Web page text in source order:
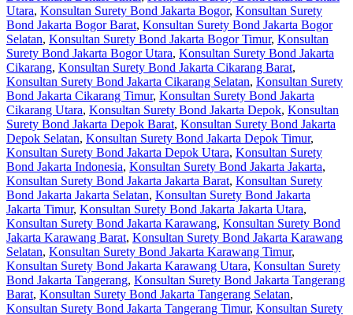
Utara, Konsultan Surety Bond Jakarta Bogor, Konsultan Surety
Bond Jakarta Bogor Barat, Konsultan Surety Bond Jakarta Bogor
Selatan, Konsultan Surety Bond Jakarta Bogor Timur, Konsultan
Surety Bond Jakarta Bogor Utara, Konsultan Surety Bond Jakarta
Cikarang, Konsultan Surety Bond Jakarta Cikarang Barat,
Konsultan Surety Bond Jakarta Cikarang Selatan, Konsultan Surety
Bond Jakarta Cikarang Timur, Konsultan Surety Bond Jakarta
Cikarang Utara, Konsultan Surety Bond Jakarta Depok, Konsultan
Surety Bond Jakarta Depok Barat, Konsultan Surety Bond Jakarta
Depok Selatan, Konsultan Surety Bond Jakarta Depok Timur,
Konsultan Surety Bond Jakarta Depok Utara, Konsultan Surety
Bond Jakarta Indonesia, Konsultan Surety Bond Jakarta Jakarta,
Konsultan Surety Bond Jakarta Jakarta Barat, Konsultan Surety
Bond Jakarta Jakarta Selatan, Konsultan Surety Bond Jakarta
Jakarta Timur, Konsultan Surety Bond Jakarta Jakarta Utara,
Konsultan Surety Bond Jakarta Karawang, Konsultan Surety Bond
Jakarta Karawang Barat, Konsultan Surety Bond Jakarta Karawang
Selatan, Konsultan Surety Bond Jakarta Karawang Timur,
Konsultan Surety Bond Jakarta Karawang Utara, Konsultan Surety
Bond Jakarta Tangerang, Konsultan Surety Bond Jakarta Tangerang
Barat, Konsultan Surety Bond Jakarta Tangerang Selatan,
Konsultan Surety Bond Jakarta Tangerang Timur, Konsultan Surety